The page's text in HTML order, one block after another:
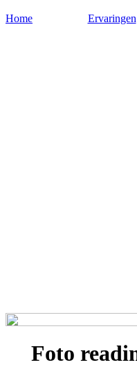
Home Ervaringen
Foto